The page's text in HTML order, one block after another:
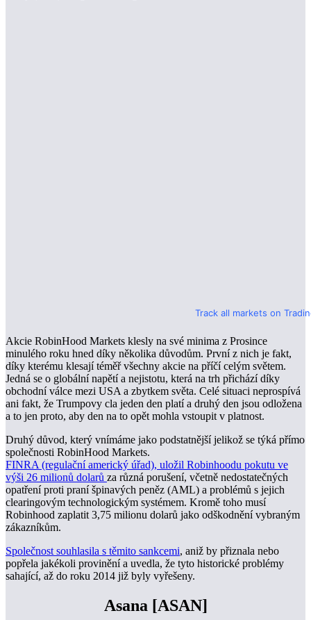
Track all markets on
Akcie RobinHood Markets klesly na své minima z Prosince
minulého roku hned díky několika důvodům. První z nich je fakt,
díky kterému klesají téměř všechny akcie na příčí celým světem.
Jedná se o globální napětí a nejistotu, která na trh přichází díky
obchodní válce mezi USA a zbytkem světa. Celé situaci neprospívá
ani fakt, že Trumpovy cla jeden den platí a druhý den jsou odložena
a to jen proto, aby den na to opět mohla vstoupit v platnost.
Druhý důvod, který vnímáme jako podstatnější jelikož se týká přímo
společnosti RobinHood Markets.
FINRA (regulační americký úřad), uložil Robinhoodu pokutu ve
výši 26 milionů dolarů za různá porušení, včetně nedostatečných
opatření proti praní špinavých peněz (AML) a problémů s jejich
clearingovým technologickým systémem. Kromě toho musí
Robinhood zaplatit 3,75 milionu dolarů jako odškodnění vybraným
zákazníkům.
Společnost souhlasila s těmito sankcemi, aniž by přiznala nebo
popřela jakékoli provinění a uvedla, že tyto historické problémy
sahající, až do roku 2014 již byly vyřešeny.
Asana [ASAN]